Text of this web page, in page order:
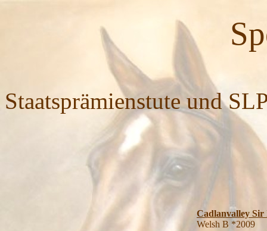
Staatsprämienstute und
Cadlanvalley Sir
Welsh B *2009